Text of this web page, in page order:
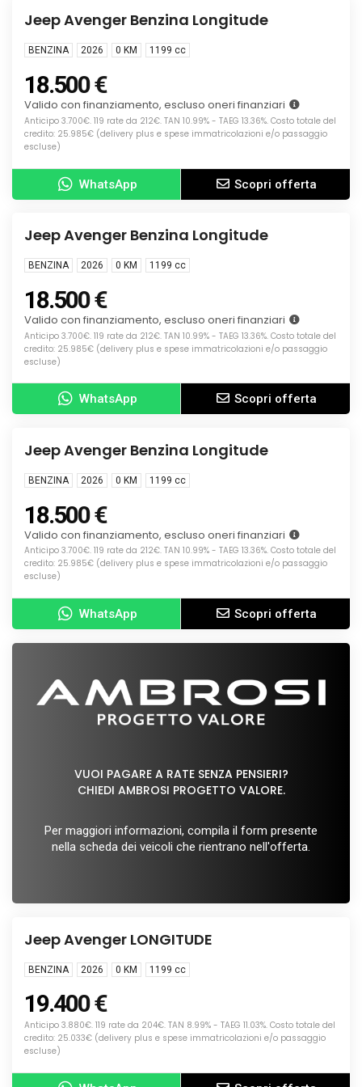
KM0
Jeep Avenger Benzina Longitude
BENZINA 2026 0 KM 1199 cc
18.500 €
Valido con finanziamento, escluso oneri finanziari
Anticipo 3.700€. 119 rate da 212€. TAN 10.99% - TAEG 13.36%. Costo totale del
credito: 25.985€ (delivery plus e spese immatricolazioni e/o passaggio
escluse)
WhatsApp Scopri offerta
KM0
Info
Jeep Avenger Benzina Longitude
BENZINA 2026 0 KM 1199 cc
18.500 €
Valido con finanziamento, escluso oneri finanziari
Anticipo 3.700€. 119 rate da 212€. TAN 10.99% - TAEG 13.36%. Costo totale del
credito: 25.985€ (delivery plus e spese immatricolazioni e/o passaggio
escluse)
WhatsApp Scopri offerta
KM0
Info
Jeep Avenger Benzina Longitude
BENZINA 2026 0 KM 1199 cc
18.500 €
Valido con finanziamento, escluso oneri finanziari
Anticipo 3.700€. 119 rate da 212€. TAN 10.99% - TAEG 13.36%. Costo totale del
credito: 25.985€ (delivery plus e spese immatricolazioni e/o passaggio
escluse)
WhatsApp Scopri offerta
VUOI PAGARE A RATE SENZA PENSIERI?
CHIEDI AMBROSI PROGETTO VALORE.
Per maggiori informazioni, compila il form presente
nella scheda dei veicoli che rientrano nell'offerta.
NUOVA
Jeep Avenger LONGITUDE
BENZINA 2026 0 KM 1199 cc
19.400 €
Anticipo 3.880€. 119 rate da 204€. TAN 8.99% - TAEG 11.03%. Costo totale del
credito: 25.033€ (delivery plus e spese immatricolazioni e/o passaggio
escluse)